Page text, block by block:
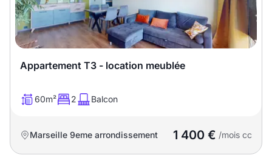
Sélectionner...
Équipements des parties
communes
Ascenseur Gardien
Appartement T3 - location meublée
60m² 2 Balcon
Marseille 9eme arrondissement 1 400 € /mois cc